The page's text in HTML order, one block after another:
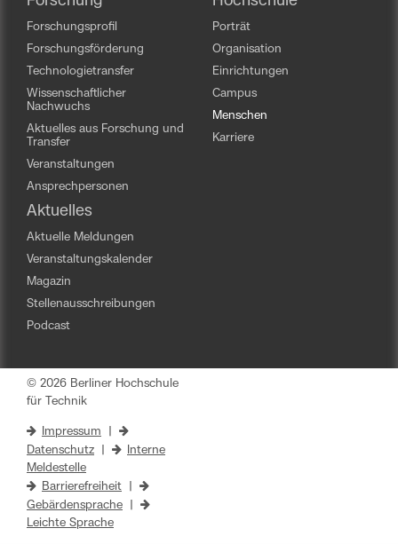
Forschungsprofil
Forschungsförderung
Technologietransfer
Wissenschaftlicher
Nachwuchs
Aktuelles aus Forschung und
Transfer
Veranstaltungen
Ansprechpersonen
Porträt
Organisation
Einrichtungen
Campus
Menschen
Karriere
Aktuelles
Aktuelle Meldungen
Veranstaltungskalender
Magazin
Stellenausschreibungen
Podcast
© 2026 Berliner Hochschule
für Technik
Impressum
Datenschutz
Interne
Meldestelle
Barrierefreiheit
Gebärdensprache
Leichte Sprache